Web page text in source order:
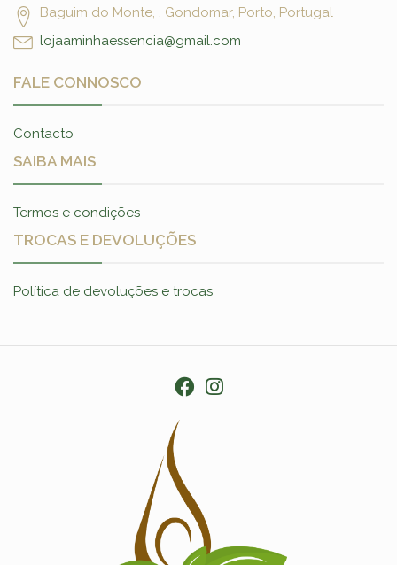
Baguim do Monte, , Gondomar, Porto, Portugal
lojaaminhaessencia@gmail.com
FALE CONNOSCO
Contacto
SAIBA MAIS
Termos e condições
TROCAS E DEVOLUÇÕES
Política de devoluções e trocas